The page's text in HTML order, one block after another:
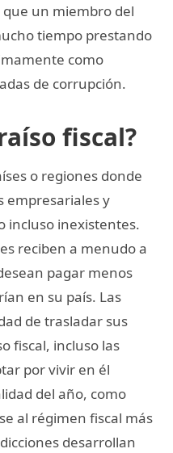
un miembro del
tiempo prestando
como
de corrupción.
fiscal?
o regiones donde
empresariales y
incluso inexistentes.
reciben a menudo a
pagar menos
en su país. Las
de trasladar sus
fiscal, incluso las
por vivir en él
del año, como
al régimen fiscal más
desarrollan